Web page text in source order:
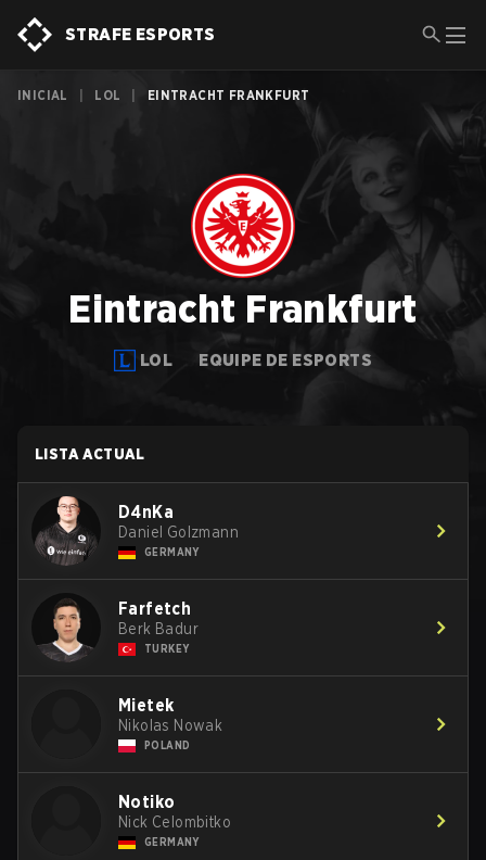
STRAFE ESPORTS
INICIAL LOL EINTRACHT FRANKFURT
Eintracht Frankfurt
LOL EQUIPE DE ESPORTS
LISTA ACTUAL
D4nKa
Daniel Golzmann
GERMANY
Farfetch
Berk Badur
TURKEY
Mietek
Nikolas Nowak
POLAND
Notiko
Nick Celombitko
GERMANY